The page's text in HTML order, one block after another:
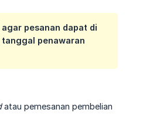
pesanan dapat di
penawaran
atau pemesanan pembelian